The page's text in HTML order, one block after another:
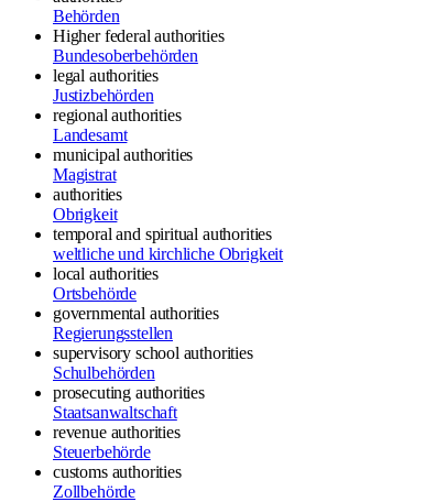
Behörden
Higher federal authorities
Bundesoberbehörden
legal authorities
Justizbehörden
regional authorities
Landesamt
municipal authorities
Magistrat
authorities
Obrigkeit
temporal and spiritual authorities
weltliche und kirchliche Obrigkeit
local authorities
Ortsbehörde
governmental authorities
Regierungsstellen
supervisory school authorities
Schulbehörden
prosecuting authorities
Staatsanwaltschaft
revenue authorities
Steuerbehörde
customs authorities
Zollbehörde